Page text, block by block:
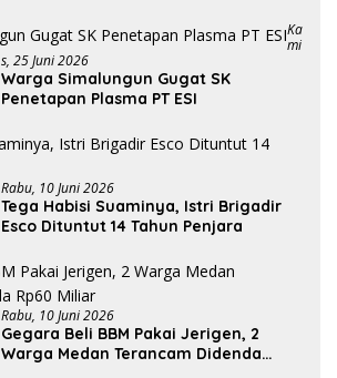
Ka
Mi
S, 25 Juni 2026
Warga Simalungun Gugat SK
Penetapan Plasma PT ESI
Rabu, 10 Juni 2026
Tega Habisi Suaminya, Istri Brigadir
Esco Dituntut 14 Tahun Penjara
Rabu, 10 Juni 2026
Gegara Beli BBM Pakai Jerigen, 2
Warga Medan Terancam Didenda